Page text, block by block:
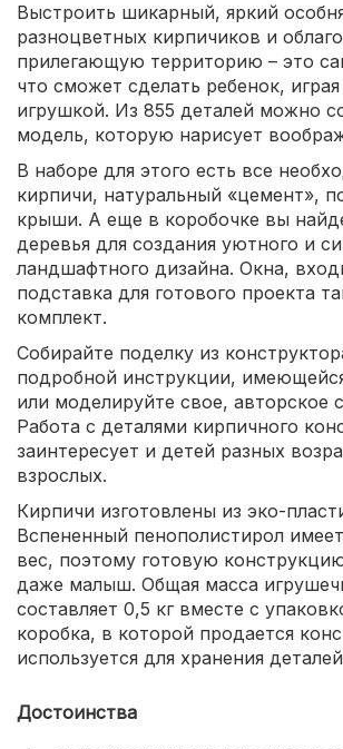
Выстроить шикарный, яркий
разноцветных кирпичиков и
прилегающую территорию – это
что сможет сделать ребенок,
игрушкой. Из 855 деталей можно
модель, которую нарисует
В наборе для этого есть все
кирпичи, натуральный «цемент»,
крыши. А еще в коробочке вы
деревья для создания уютного и
ландшафтного дизайна. Окна,
подставка для готового проекта
комплект.
Собирайте поделку из
подробной инструкции,
или моделируйте свое, авторское
Работа с деталями кирпичного
заинтересует и детей разных
взрослых.
Кирпичи изготовлены из эко-
Вспененный пенополистирол
вес, поэтому готовую
даже малыш. Общая масса
составляет 0,5 кг вместе с
коробка, в которой продается
используется для хранения
Достоинства